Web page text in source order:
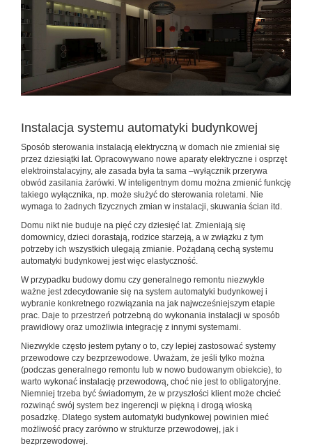
Instalacja systemu automatyki budynkowej
Sposób sterowania instalacją elektryczną w domach nie zmieniał się
przez dziesiątki lat. Opracowywano nowe aparaty elektryczne i osprzęt
elektroinstalacyjny, ale zasada była ta sama –wyłącznik przerywa
obwód zasilania żarówki. W inteligentnym domu można zmienić funkcję
takiego wyłącznika, np. może służyć do sterowania roletami. Nie
wymaga to żadnych fizycznych zmian w instalacji, skuwania ścian itd.
Domu nikt nie buduje na pięć czy dziesięć lat. Zmieniają się
domownicy, dzieci dorastają, rodzice starzeją, a w związku z tym
potrzeby ich wszystkich ulegają zmianie. Pożądaną cechą systemu
automatyki budynkowej jest więc elastyczność.
W przypadku budowy domu czy generalnego remontu niezwykle
ważne jest zdecydowanie się na system automatyki budynkowej i
wybranie konkretnego rozwiązania na jak najwcześniejszym etapie
prac. Daje to przestrzeń potrzebną do wykonania instalacji w sposób
prawidłowy oraz umożliwia integrację z innymi systemami.
Niezwykle często jestem pytany o to, czy lepiej zastosować systemy
przewodowe czy bezprzewodowe. Uważam, że jeśli tylko można
(podczas generalnego remontu lub w nowo budowanym obiekcie), to
warto wykonać instalację przewodową, choć nie jest to obligatoryjne.
Niemniej trzeba być świadomym, że w przyszłości klient może chcieć
rozwinąć swój system bez ingerencji w piękną i drogą włoską
posadzkę. Dlatego system automatyki budynkowej powinien mieć
możliwość pracy zarówno w strukturze przewodowej, jak i
bezprzewodowej.